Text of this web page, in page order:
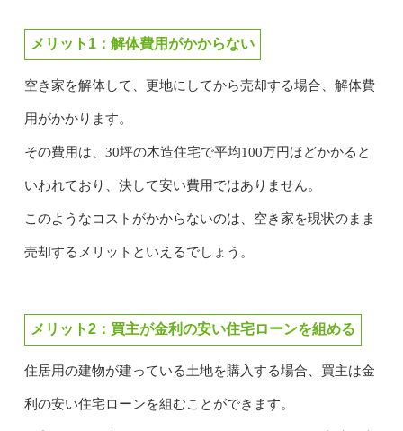
メリット1：解体費用がかからない
空き家を解体して、更地にしてから売却する場合、解体費
用がかかります。
その費用は、30坪の木造住宅で平均100万円ほどかかると
いわれており、決して安い費用ではありません。
このようなコストがかからないのは、空き家を現状のまま
売却するメリットといえるでしょう。
メリット2：買主が金利の安い住宅ローンを組める
住居用の建物が建っている土地を購入する場合、買主は金
利の安い住宅ローンを組むことができます。